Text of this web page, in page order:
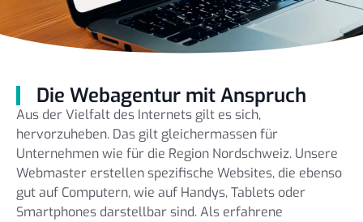
Die Webagentur mit Anspruch
Aus der Vielfalt des Internets gilt es sich,
hervorzuheben. Das gilt gleichermassen für
Unternehmen wie für die Region Nordschweiz. Unsere
Webmaster erstellen spezifische Websites, die ebenso
gut auf Computern, wie auf Handys, Tablets oder
Smartphones darstellbar sind. Als erfahrene